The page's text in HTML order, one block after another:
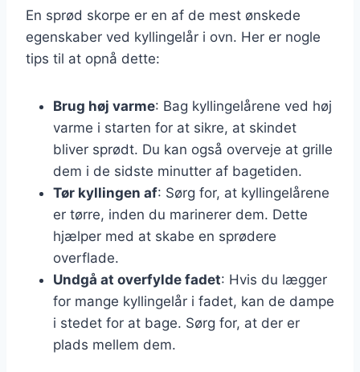
En sprød skorpe er en af de mest ønskede
egenskaber ved kyllingelår i ovn. Her er nogle
tips til at opnå dette:
Brug høj varme: Bag kyllingelårene ved høj
varme i starten for at sikre, at skindet
bliver sprødt. Du kan også overveje at grille
dem i de sidste minutter af bagetiden.
Tør kyllingen af: Sørg for, at kyllingelårene
er tørre, inden du marinerer dem. Dette
hjælper med at skabe en sprødere
overflade.
Undgå at overfylde fadet: Hvis du lægger
for mange kyllingelår i fadet, kan de dampe
i stedet for at bage. Sørg for, at der er
plads mellem dem.